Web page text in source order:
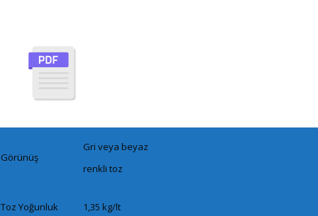
Görünüş
Gri veya beyaz
renkli toz
Toz Yoğunluk 1,35 kg/lt